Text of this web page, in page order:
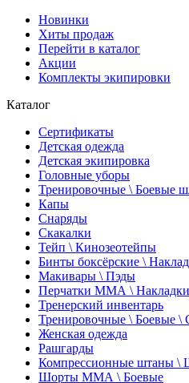
Новинки
Хиты продаж
Перейти в каталог
Акции
Комплекты экипировки
Каталог
Сертификаты
Детская одежда
Детская экипировка
Головные уборы
Тренировочные \ Боевые
Капы
Снаряды
Скакалки
Тейп \ Кинозеотейпы
Бинты боксёрские \
Макивары \ Пэды
Перчатки ММА \ Накладки
Тренерский инвентарь
Тренировочные \ Боевые \
Женская одежда
Рашгарды
Компрессионные штаны \
Шорты ММА \ Боевые